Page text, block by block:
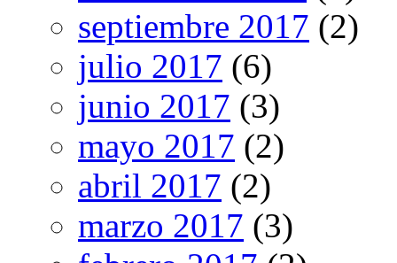
septiembre 2017 (2)
julio 2017 (6)
junio 2017 (3)
mayo 2017 (2)
abril 2017 (2)
marzo 2017 (3)